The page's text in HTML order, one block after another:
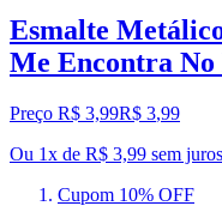
Esmalte
Me Encontra
Preço R$ 3,99R$ 3,99
Ou 1x de R$ 3,99 sem juros
Cupom 10% OFF